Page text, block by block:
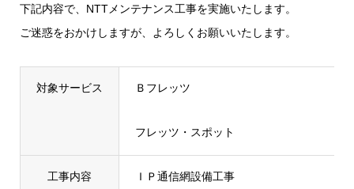
下記内容で、NTTメンテナンス工事を実施いたします。
ご迷惑をおかけしますが、よろしくお願いいたします。
対象サービス Ｂフレッツ
フレッツ・スポット
工事内容 ＩＰ通信網設備工事